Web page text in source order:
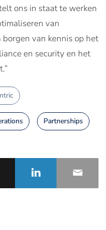
ons in staat te werken
van
van kennis op het
en security en het
Partnerships